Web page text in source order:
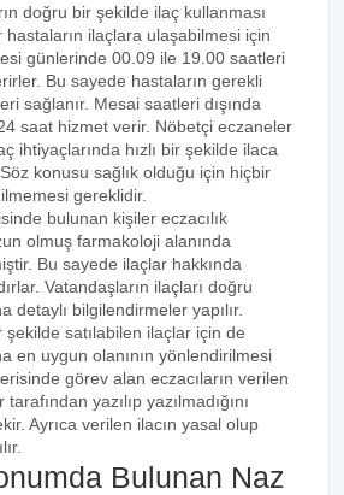
doğru bir şekilde ilaç kullanması
hastaların ilaçlara ulaşabilmesi için
günlerinde 00.09 ile 19.00 saatleri
Bu sayede hastaların gerekli
sağlanır. Mesai saatleri dışında
saat hizmet verir. Nöbetçi eczaneler
ihtiyaçlarında hızlı bir şekilde ilaca
konusu sağlık olduğu için hiçbir
gereklidir.
bulunan kişiler eczacılık
olmuş farmakoloji alanında
Bu sayede ilaçlar hakkında
Vatandaşların ilaçları doğru
detaylı bilgilendirmeler yapılır.
şekilde satılabilen ilaçlar için de
en uygun olanının yönlendirilmesi
görev alan eczacıların verilen
yazılıp yazılmadığını
Ayrıca verilen ilacın yasal olup
Bulunan Naz